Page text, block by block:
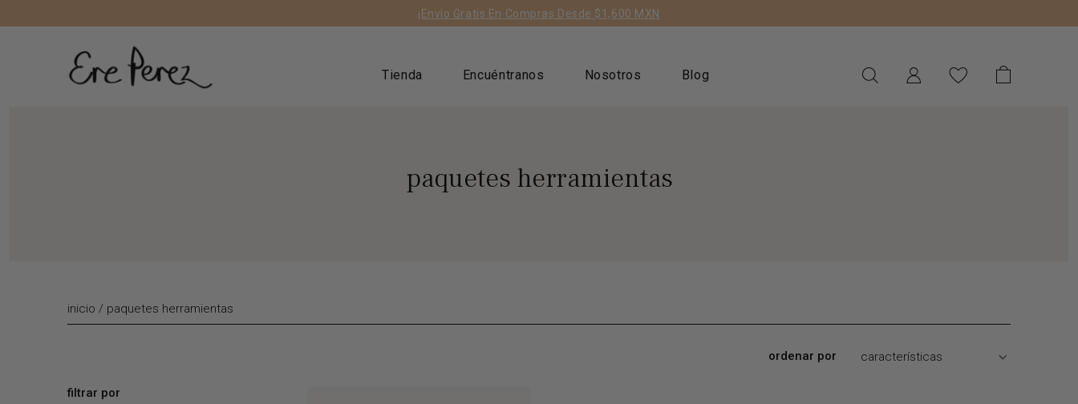
Liquid error (layout/theme line 172): Could not find asset snippets/geolizr-api.liquid¡Envío Gratis En Compras Desde $1,600 MXN
Tienda Encuéntranos Nosotros Blog
paquetes herramientas
inicio / paquetes herramientas
ordenar por
filtrar por